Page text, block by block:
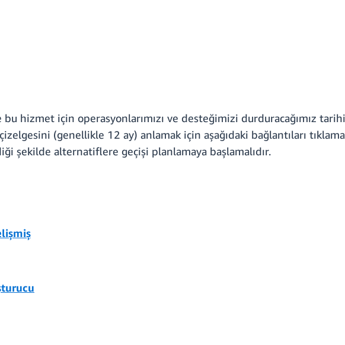
bu hizmet için operasyonlarımızı ve desteğimizi durduracağımız
(genellikle 12 ay) anlamak için aşağıdaki bağlantıları
şekilde alternatiflere geçişi planlamaya başlamalıdır.